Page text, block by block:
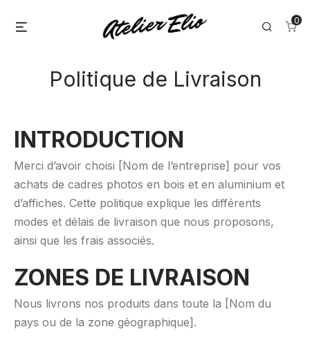
Search0
Politique de Livraison
INTRODUCTION
Merci d’avoir choisi [Nom de l’entreprise] pour vos
achats de cadres photos en bois et en aluminium et
d’affiches. Cette politique explique les différents
modes et délais de livraison que nous proposons,
ainsi que les frais associés.
ZONES DE LIVRAISON
Nous livrons nos produits dans toute la [Nom du
pays ou de la zone géographique].